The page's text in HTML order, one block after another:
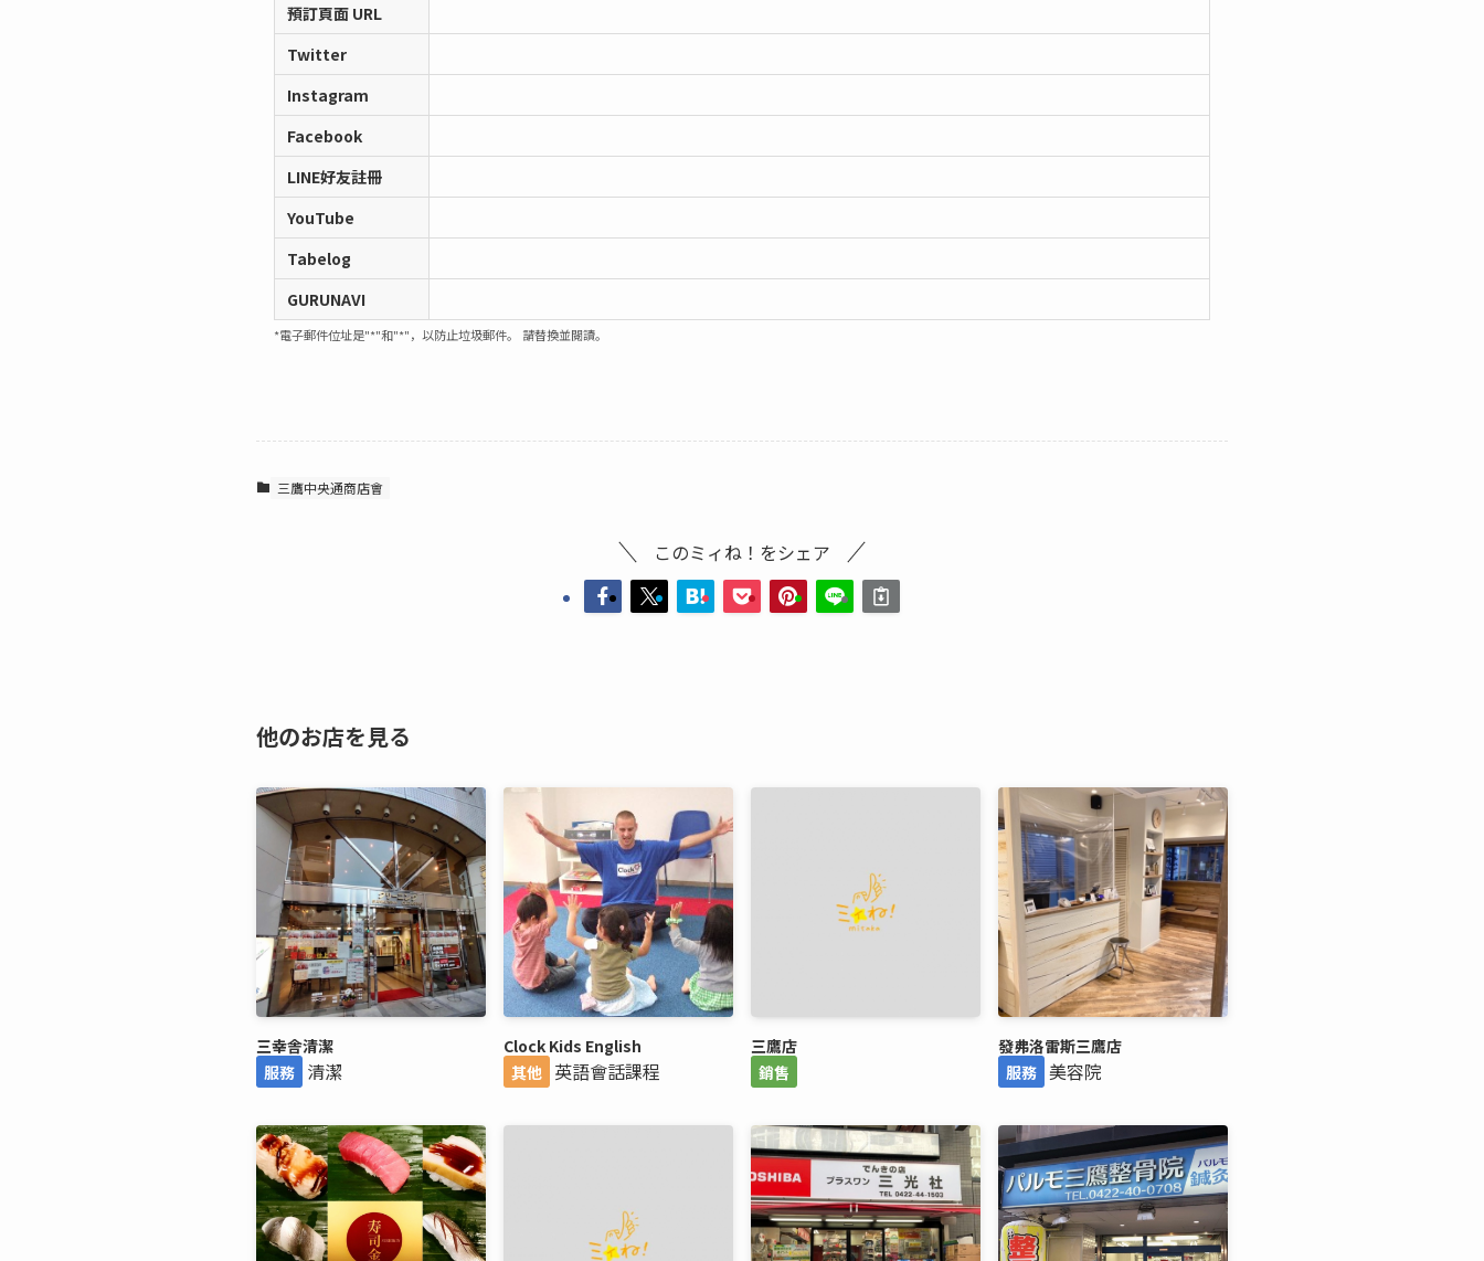
預訂頁面 URL
Twitter
Instagram
Facebook
LINE好友註冊
YouTube
Tabelog
GURUNAVI
*電子郵件位址是"*"和"*"，以防止垃圾郵件。 請替換並閱讀。
三鷹中央通商店會
このミィね！をシェア
他のお店を見る
三幸舎清潔
服務 清潔
Clock Kids English
其他 英語會話課程
三鷹店
銷售
發弗洛雷斯三鷹店
服務 美容院